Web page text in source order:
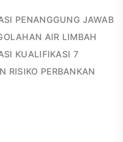
PENANGGUNG JAWAB
AIR LIMBAH
KUALIFIKASI 7
RISIKO PERBANKAN